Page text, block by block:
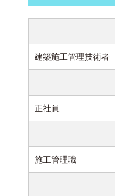
建築施工管理技術者
正社員
施工管理職